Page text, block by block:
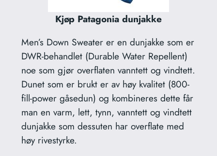
Kjøp Patagonia dunjakke
Men’s Down Sweater er en dunjakke som er
DWR-behandlet (Durable Water Repellent)
noe som gjør overflaten vanntett og vindtett.
Dunet som er brukt er av høy kvalitet (800-
fill-power gåsedun) og kombineres dette får
man en varm, lett, tynn, vanntett og vindtett
dunjakke som dessuten har overflate med
høy rivestyrke.